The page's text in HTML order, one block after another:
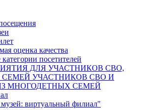
оценка качества
посетителей
ДЛЯ УЧАСТНИКОВ СВО,
СЕМЕЙ УЧАСТНИКОВ СВО И
МНОГОДЕТНЫХ СЕМЕЙ
виртуальный филиал"